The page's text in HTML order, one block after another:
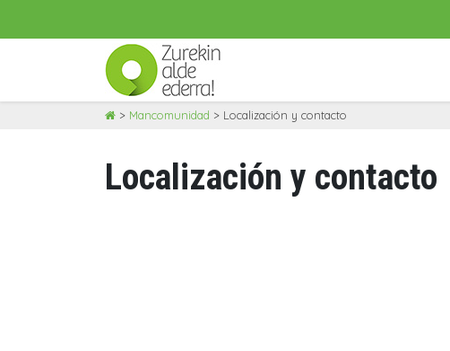
> Mancomunidad > Localización y contacto
Localización y contacto